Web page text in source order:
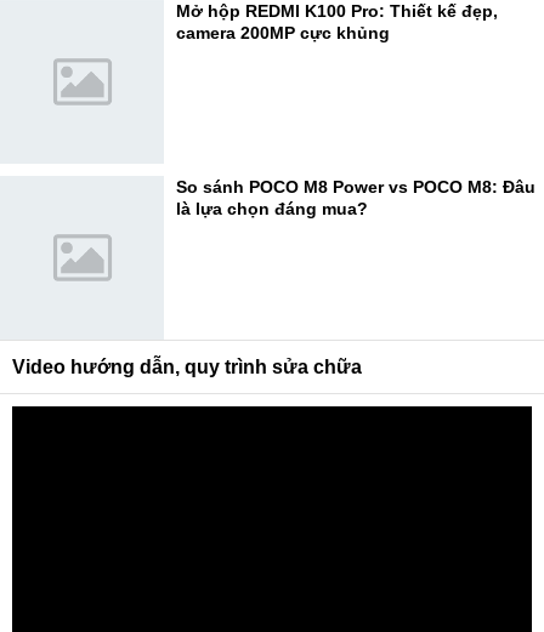
Mở hộp REDMI K100 Pro: Thiết kế đẹp,
camera 200MP cực khủng
So sánh POCO M8 Power vs POCO M8: Đâu
là lựa chọn đáng mua?
Video hướng dẫn, quy trình sửa chữa